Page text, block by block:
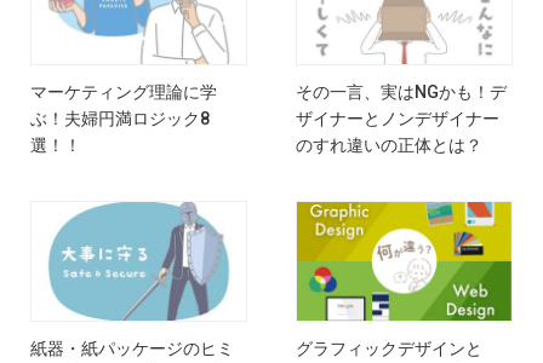
マーケティング理論に学
ぶ！夫婦円満ロジック8
選！！
その一言、実はNGかも！デ
ザイナーとノンデザイナー
のすれ違いの正体とは？
紙器・紙パッケージのヒミ
グラフィックデザインと